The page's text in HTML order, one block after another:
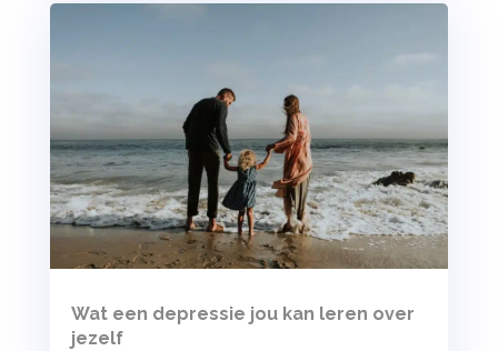
Wat een depressie jou kan leren over
jezelf